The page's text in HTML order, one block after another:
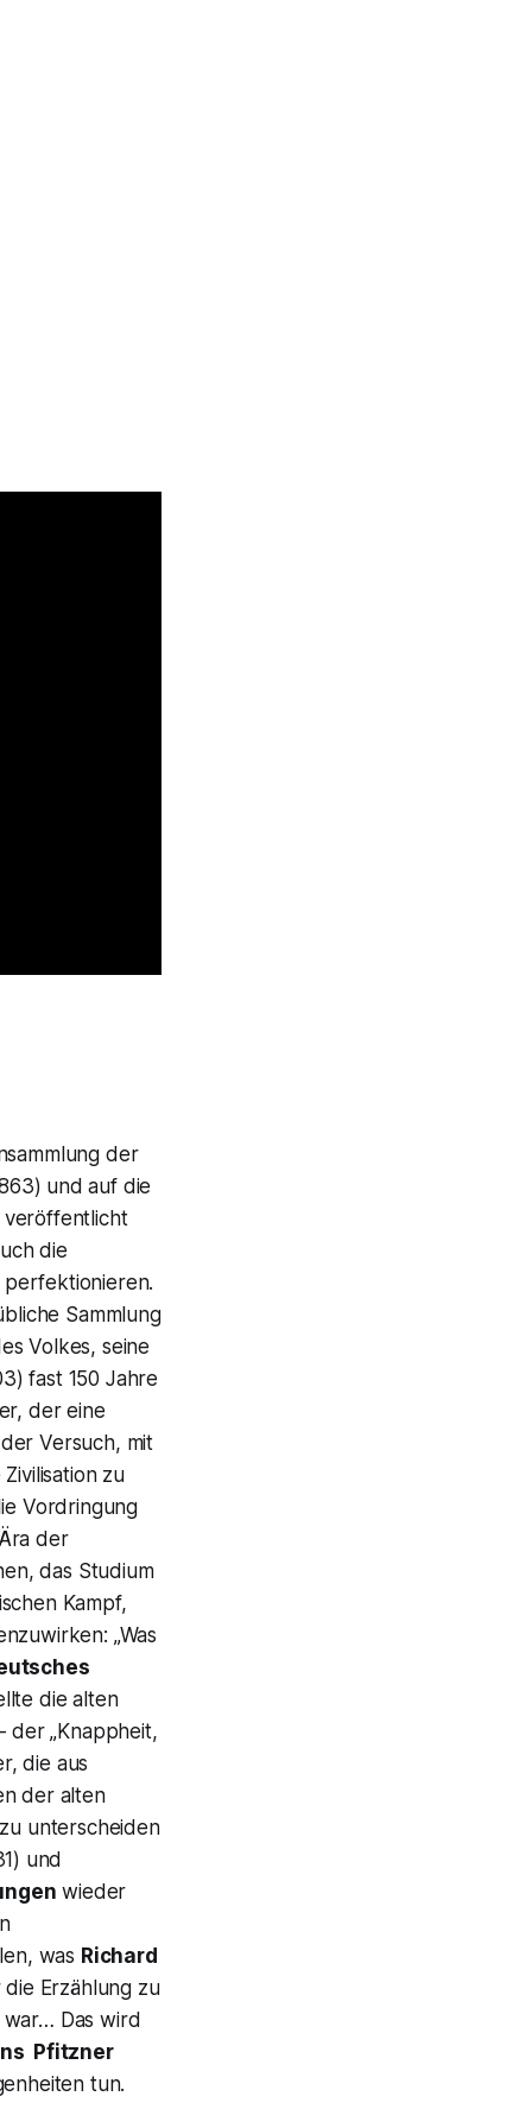
der
und auf die
veröffentlicht
die
Sammlung
Volkes, seine
fast 150 Jahre
der eine
Versuch, mit
zu
Vordringung
der
das Studium
Kampf,
„Was
die alten
der„Knappheit,
die aus
der alten
unterscheiden
und
wieder
was Richard
Erzählung zu
Das wird
Pfitzner
tun.